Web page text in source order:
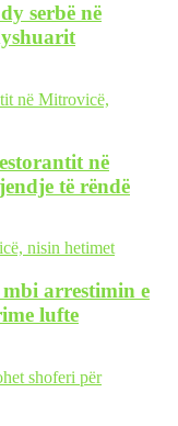
serbë në
në
të rëndë
arrestimin e
lufte